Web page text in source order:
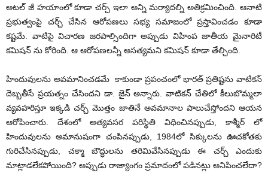
అటల్ జీ హయాంలో కూడా చర్చ్ ఇలా అన్ని మర్యాదల్ని అతిక్రమించింది. ఆనాటి
ప్రభుత్వంపై చర్చ్ చేసిన ఆరోపణలు సభ్య సమాజంలో ప్రస్తావించడం కూడా
కష్టమే. వాటిపై విచారణ జరపాల్సిందిగా అప్పుడు విహింప జాతీయ మైనారిటీ
కమిషన్ ను కోరింది. ఆ ఆరోపణలన్నీ అసత్యమని కమిషన్ కూడా తేల్చింది.
హిందువులను అవమానించడమే కాకుండా ప్రపంచంలో భారత్ ప్రతిష్టను వాటికన్
దెబ్బతీసే ప్రయత్నం చేసిందని డా. జైన్ అన్నారు. వాటికన్ చేతిలో కీలుబొమ్మలా
వ్యవహరిస్తూ ఇక్కడి చర్చ్ మొత్తం జాతినే అవమానాల పాలుచేస్తోందని ఆయన
ఆరోపించారు. దేశంలో అత్యవసర పరిస్థితి విధించినప్పుడు, కాశ్మీర్ లో
హిందువులను అమానుషంగా చంపినప్పుడు, 1984లో సిక్కులను ఊచకోతకు
గురిచేసినప్పుడు, చక్మా బౌద్ధులను తరిమివేసినప్పుడు ఈ చర్చ్ ఎందుకు
మాట్లాడలేకపోయింది? అప్పుడు రాజ్యాంగం ప్రమాదంలో పడినట్లు అనిపించలేదా?